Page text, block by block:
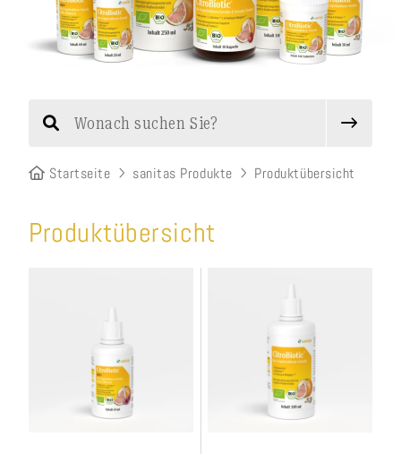
Startseite sanitas Produkte Produktübersicht
Produktübersicht